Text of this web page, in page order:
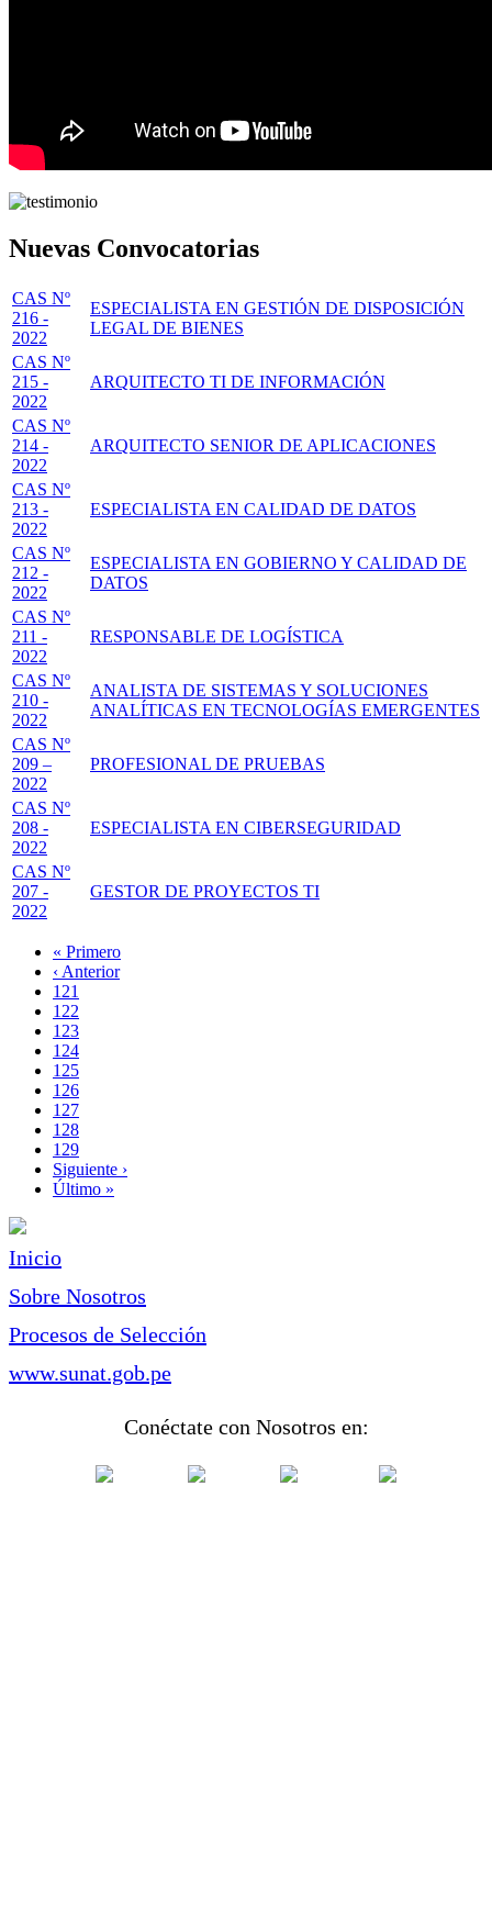
Nuevas Convocatorias
CAS Nº
216 -
2022
ESPECIALISTA EN GESTIÓN DE DISPOSICIÓN
LEGAL DE BIENES
CAS Nº
215 -
2022
ARQUITECTO TI DE INFORMACIÓN
CAS Nº
214 -
2022
ARQUITECTO SENIOR DE APLICACIONES
CAS Nº
213 -
2022
ESPECIALISTA EN CALIDAD DE DATOS
CAS Nº
212 -
2022
ESPECIALISTA EN GOBIERNO Y CALIDAD DE
DATOS
CAS Nº
211 -
2022
RESPONSABLE DE LOGÍSTICA
CAS Nº
210 -
2022
ANALISTA DE SISTEMAS Y SOLUCIONES
ANALÍTICAS EN TECNOLOGÍAS EMERGENTES
CAS Nº
209 –
2022
PROFESIONAL DE PRUEBAS
CAS Nº
208 -
2022
ESPECIALISTA EN CIBERSEGURIDAD
CAS Nº
207 -
2022
GESTOR DE PROYECTOS TI
Paginación
Primera
página
« Primero
Página
anterior
‹ Anterior
Page
121
Page
122
Page
123
Page
124
Página
actual
125
Page
126
Page
127
Page
128
Page
129
Siguiente
página
Siguiente ›
Última
Último »
Inicio
Sobre Nosotros
Procesos de Selección
www.sunat.gob.pe
Conéctate con Nosotros en: